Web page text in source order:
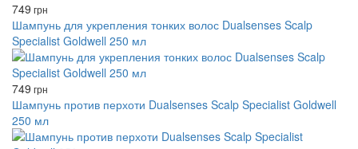
749 грн
Шампунь для укрепления тонких волос Dualsenses Scalp
Specialist Goldwell 250 мл
749 грн
Шампунь против перхоти Dualsenses Scalp Specialist Goldwell
250 мл